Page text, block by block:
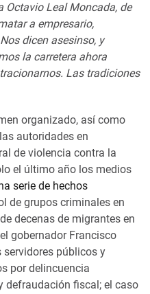
Octavio Leal Moncada, de
a empresario,
dicen asesinso, y
la carretera ahora
Las tradiciones
organizado, así como
autoridades en
de violencia contra la
el último año los medios
serie de hechos
de grupos criminales en
decenas de migrantes en
gobernador Francisco
servidores públicos y
por delincuencia
defraudación fiscal; el caso